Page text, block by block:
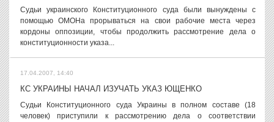
Судьи украинского Конституционного суда были вынуждены с
помощью ОМОНа прорываться на свои рабочие места через
кордоны оппозиции, чтобы продолжить рассмотрение дела о
конституционности указа...
17.04.2007, 14:40
КС УКРАИНЫ НАЧАЛ ИЗУЧАТЬ УКАЗ ЮЩЕНКО
Судьи Конституционного суда Украины в полном составе (18
человек) приступили к рассмотрению дела о соответствии